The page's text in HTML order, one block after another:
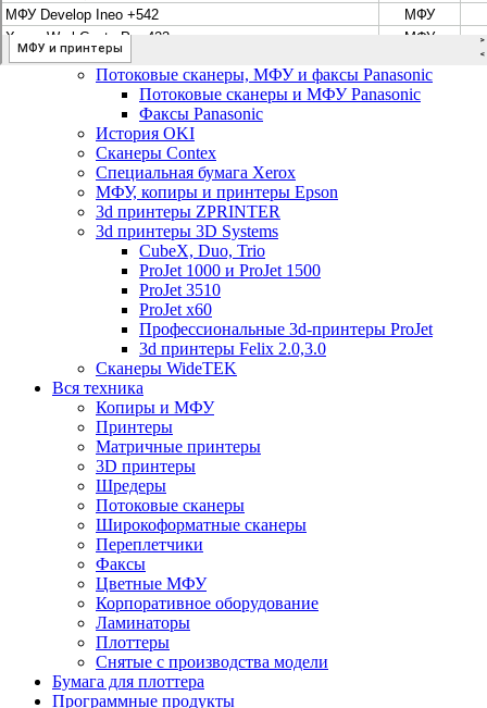
МФУ, копиры и принтеры RICOH
Ремонт и продажа копировальных аппаратов
Infotec
Потоковые сканеры, МФУ и факсы Panasonic
Потоковые сканеры и МФУ Panasonic
Факсы Panasonic
История OKI
Сканеры Contex
Специальная бумага Xerox
МФУ, копиры и принтеры Epson
3d принтеры ZPRINTER
3d принтеры 3D Systems
CubeX, Duo, Trio
ProJet 1000 и ProJet 1500
ProJet 3510
ProJet x60
Профессиональные 3d-принтеры ProJet
3d принтеры Felix 2.0,3.0
Сканеры WideTEK
Вся техника
Копиры и МФУ
Принтеры
Матричные принтеры
3D принтеры
Шредеры
Потоковые сканеры
Широкоформатные сканеры
Переплетчики
Факсы
Цветные МФУ
Корпоративное оборудование
Ламинаторы
Плоттеры
Снятые с производства модели
Бумага для плоттера
Программные продукты